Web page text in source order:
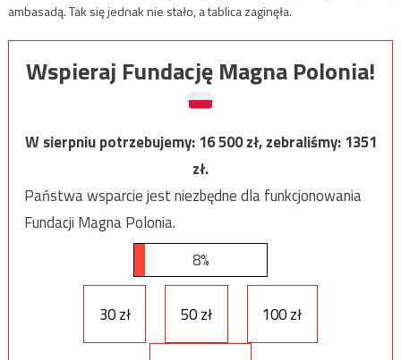
ambasadą. Tak się jednak nie stało, a tablica zaginęła.
Wspieraj Fundację Magna Polonia!
W sierpniu potrzebujemy:16 500zł, zebraliśmy:1351
zł.
Państwa wsparcie jest niezbędne dla funkcjonowania
Fundacji Magna Polonia.
8%
30 zł 50 zł 100 zł